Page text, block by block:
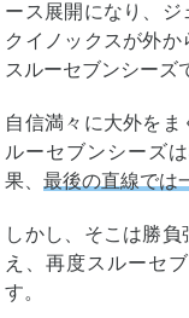
ース展開になり、ジ
クイノックスが外
スルーセブンシーズ
自信満々に大外を
ルーセブンシーズ
果、最後の直線では
しかし、そこは勝
え、再度スルーセ
す。